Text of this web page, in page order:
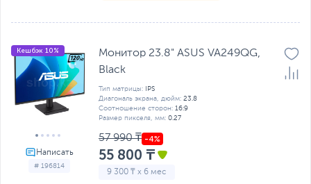
# 196814
Кешбэк 10%
Монитор 23.8" ASUS VA249QG,
Black
Тип матрицы:
IPS
Диагональ экрана, дюйм: 23.8
Соотношение сторон: 16:9
Размер пикселя, мм: 0.27
57 990 ₸
55 800 ₸
9 300 ₸ x 6 мес